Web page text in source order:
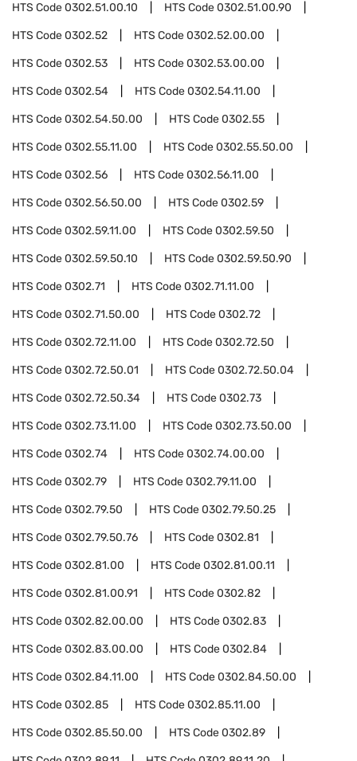
HTS Code0302.51.00.10 HTS Code0302.51.00.90
HTS Code0302.52 HTS Code0302.52.00.00
HTS Code0302.53 HTS Code0302.53.00.00
HTS Code0302.54 HTS Code0302.54.11.00
HTS Code0302.54.50.00 HTS Code0302.55
HTS Code0302.55.11.00 HTS Code0302.55.50.00
HTS Code0302.56 HTS Code0302.56.11.00
HTS Code0302.56.50.00 HTS Code0302.59
HTS Code0302.59.11.00 HTS Code0302.59.50
HTS Code0302.59.50.10 HTS Code0302.59.50.90
HTS Code0302.71 HTS Code0302.71.11.00
HTS Code0302.71.50.00 HTS Code0302.72
HTS Code0302.72.11.00 HTS Code0302.72.50
HTS Code0302.72.50.01 HTS Code0302.72.50.04
HTS Code0302.72.50.34 HTS Code0302.73
HTS Code0302.73.11.00 HTS Code0302.73.50.00
HTS Code0302.74 HTS Code0302.74.00.00
HTS Code0302.79 HTS Code0302.79.11.00
HTS Code0302.79.50 HTS Code0302.79.50.25
HTS Code0302.79.50.76 HTS Code0302.81
HTS Code0302.81.00 HTS Code0302.81.00.11
HTS Code0302.81.00.91 HTS Code0302.82
HTS Code0302.82.00.00 HTS Code0302.83
HTS Code0302.83.00.00 HTS Code0302.84
HTS Code0302.84.11.00 HTS Code0302.84.50.00
HTS Code0302.85 HTS Code0302.85.11.00
HTS Code0302.85.50.00 HTS Code0302.89